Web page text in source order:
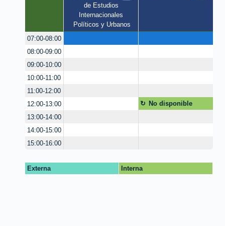
de Estudios
Internacionales
Políticos y Urbanos
07:00-08:00
08:00-09:00
09:00-10:00
10:00-11:00
11:00-12:00
12:00-13:00
No disponible
13:00-14:00
14:00-15:00
15:00-16:00
Externa Interna